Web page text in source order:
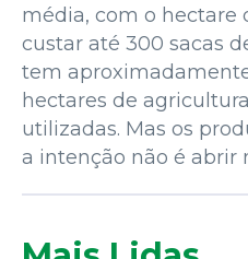
média, com o hectare
custar até 300 sacas
tem
hectares de
utilizadas. Mas os
a intenção não é abrir